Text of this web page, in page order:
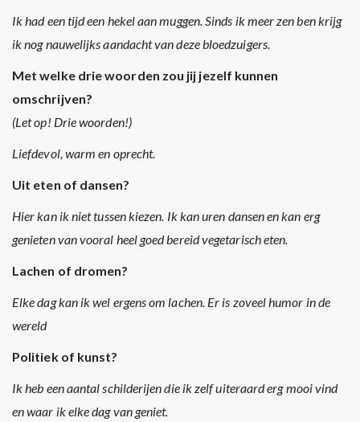
Ik had een tijd een hekel aan muggen. Sinds ik meer zen ben krijg
ik nog nauwelijks aandacht van deze bloedzuigers.
Met welke drie woorden zou jij jezelf kunnen
omschrijven?
(Let op! Drie woorden!)
Liefdevol, warm en oprecht.
Uit eten of dansen?
Hier kan ik niet tussen kiezen. Ik kan uren dansen en kan erg
genieten van vooral heel goed bereid vegetarisch eten.
Lachen of dromen?
Elke dag kan ik wel ergens om lachen. Er is zoveel humor in de
wereld
Politiek of kunst?
Ik heb een aantal schilderijen die ik zelf uiteraard erg mooi vind
en waar ik elke dag van geniet.